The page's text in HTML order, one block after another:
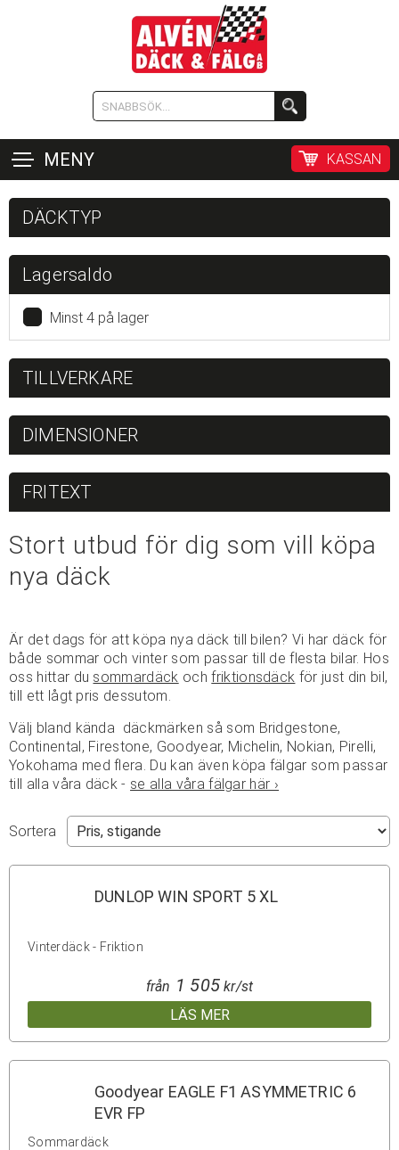
MENY KASSAN
DÄCKTYP
Lagersaldo
Minst 4 på lager
TILLVERKARE
DIMENSIONER
FRITEXT
Stort utbud för dig som vill köpa
nya däck
Är det dags för att köpa nya däck till bilen? Vi har däck för
både sommar och vinter som passar till de flesta bilar. Hos
oss hittar du sommardäck ochfriktionsdäck för just din bil,
till ett lågt pris dessutom.
Välj bland kända däckmärken så som Bridgestone,
Continental, Firestone, Goodyear, Michelin, Nokian, Pirelli,
Yokohama med flera. Du kan även köpa fälgar som passar
till alla våra däck - se alla våra fälgar här ›
Sortera
DUNLOP WIN SPORT 5 XL
Vinterdäck - Friktion
LÄS MER
från 1 505kr/st
Goodyear EAGLE F1 ASYMMETRIC 6
EVR FP
Sommardäck